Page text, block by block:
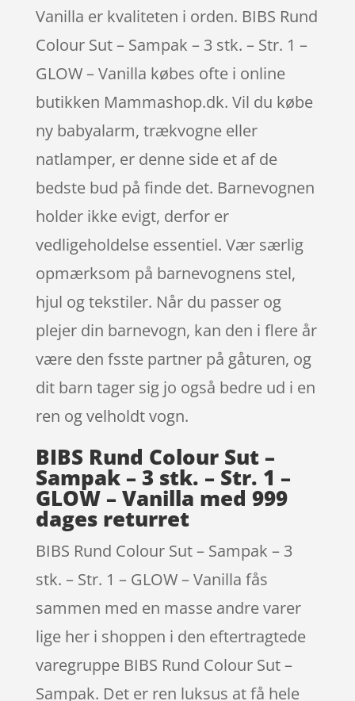
Vanilla er kvaliteten i orden. BIBS Rund
Colour Sut – Sampak – 3 stk. – Str. 1 –
GLOW – Vanilla købes ofte i online
butikken Mammashop.dk. Vil du købe
ny babyalarm, trækvogne eller
natlamper, er denne side et af de
bedste bud på finde det. Barnevognen
holder ikke evigt, derfor er
vedligeholdelse essentiel. Vær særlig
opmærksom på barnevognens stel,
hjul og tekstiler. Når du passer og
plejer din barnevogn, kan den i flere år
være den fsste partner på gåturen, og
dit barn tager sig jo også bedre ud i en
ren og velholdt vogn.
BIBS Rund Colour Sut –
Sampak – 3 stk. – Str. 1 –
GLOW – Vanilla med 999
dages returret
BIBS Rund Colour Sut – Sampak – 3
stk. – Str. 1 – GLOW – Vanilla fås
sammen med en masse andre varer
lige her i shoppen i den eftertragtede
varegruppe BIBS Rund Colour Sut –
Sampak. Det er ren luksus at få hele